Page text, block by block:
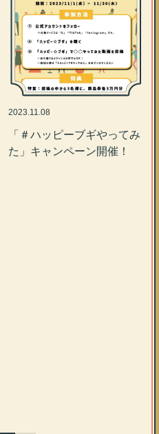
2023.11.08
「＃ハッピーブギやってみ
た」キャンペーン開催！